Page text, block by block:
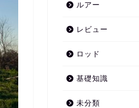
ルアー
レビュー
ロッド
基礎知識
未分類